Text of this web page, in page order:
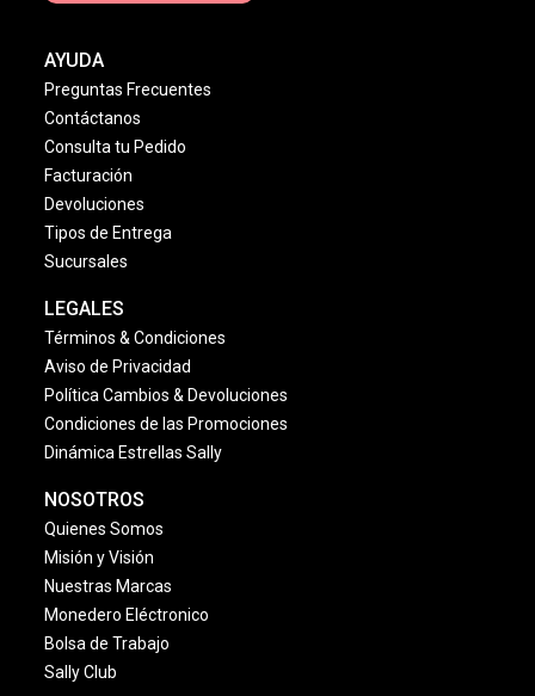
AYUDA
Preguntas Frecuentes
Contáctanos
Consulta tu Pedido
Facturación
Devoluciones
Tipos de Entrega
Sucursales
LEGALES
Términos & Condiciones
Aviso de Privacidad
Política Cambios & Devoluciones
Condiciones de las Promociones
Dinámica Estrellas Sally
NOSOTROS
Quienes Somos
Misión y Visión
Nuestras Marcas
Monedero Eléctronico
Bolsa de Trabajo
Sally Club